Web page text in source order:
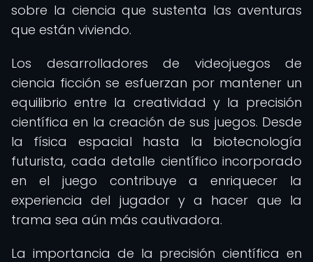
sobre la ciencia que sustenta las aventuras
que están viviendo.
Los desarrolladores de videojuegos de
ciencia ficción se esfuerzan por mantener un
equilibrio entre la creatividad y la precisión
científica en la creación de sus juegos. Desde
la física espacial hasta la biotecnología
futurista, cada detalle científico incorporado
en el juego contribuye a enriquecer la
experiencia del jugador y a hacer que la
trama sea aún más cautivadora.
La importancia de la precisión científica en